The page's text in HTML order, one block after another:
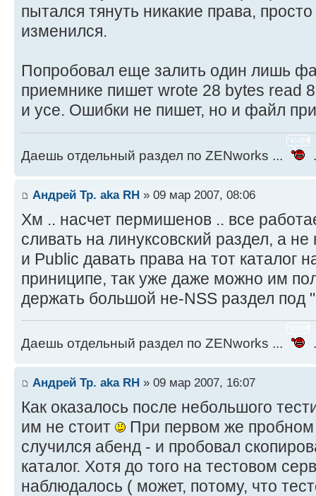
log format = %h %o %f %l %b
log file = /var/log/rsyncd.log
hosts allow = 10.129.48.28
hosts deny = *
slp refresh = 300
timeout = 3600
[TESTZEE]
path = /media/nss/VOL2/backup
comment = Testing RSYNC Netware to
sent 8212 bytes received 16
total size is 34731257 speedup is
пытался тянуть никакие права,
изменился.
Попробовал еще залить один лишь
приемнике пишет wrote 28 bytes read
и усе. Ошибки не пишет, но и файл
Даешь отдельный раздел по ZENworks ...
Андрей Тр. aka RH » 09 мар 2007, 08:06
Хм .. насчет пермишенов .. все
сливать на линуксовский раздел, а
и Public давать права на тот каталог
приниципе, так уже даже можно им
держать большой не-NSS раздел под
Даешь отдельный раздел по ZENworks ...
Андрей Тр. aka RH » 09 мар 2007, 16:07
Как оказалось после небольшого
им не стоит
При первом же пробном
случился абенд - и пробовал
каталог. Хотя до того на тестовом
наблюдалось ( может, потому, что